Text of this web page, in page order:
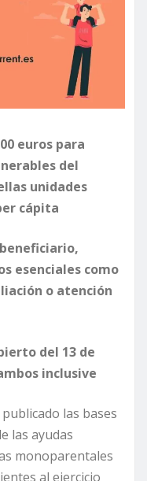
euros para
del
unidades
cápita
esenciales como
o atención
del 13 de
inclusive
las bases
las ayudas
monoparentales
al ejercicio